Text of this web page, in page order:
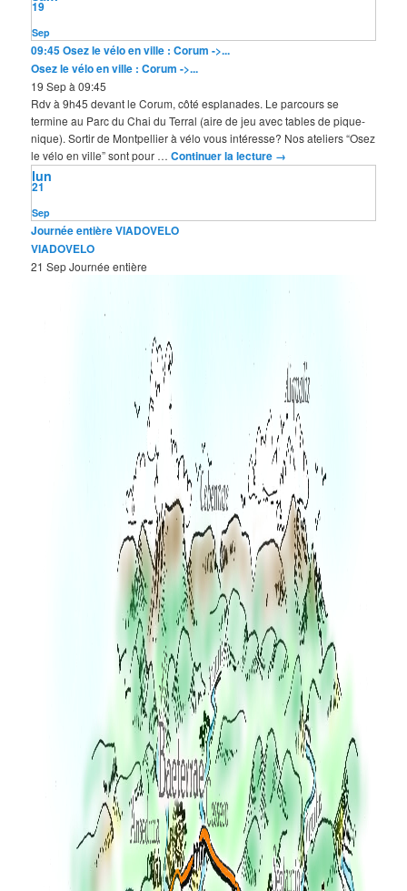
Sep
19
09:45Osez le vélo en ville : Corum ->...
Osez le vélo en ville : Corum ->...
19 Sep à 09:45
Rdv à 9h45 devant le Corum, côté esplanades. Le parcours se
termine au Parc du Chai du Terral (aire de jeu avec tables de pique-
nique). Sortir de Montpellier à vélo vous intéresse? Nos ateliers “Osez
le vélo en ville” sont pour …Continuer la lecture →
Sep
21
lun
Journée entièreVIADOVELO
VIADOVELO
21 SepJournée entière